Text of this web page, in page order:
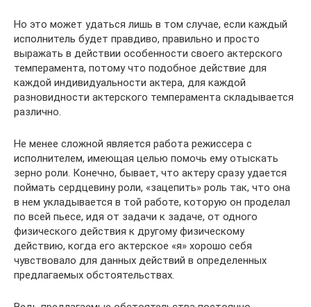
Но это может удаться лишь в том случае, если каждый
исполнитель будет правдиво, правильно и просто
выражать в действии особенности своего актерского
темперамента, по­тому что подобное действие для
каждой индивидуальности актера, для каждой
разновидности актерского темперамента складывается
различно.
Не менее сложной является работа режиссера с
исполни­телем, имеющая целью помочь ему отыскать
зерно роли. Конечно, бывает, что актеру сразу удается
поймать сердце­вину роли, «зацепить» роль так, что она
в нем укладывается в той работе, которую он проделал
по всей пьесе, идя от задачи к задаче, от одного
физического действия к другому физическому
действию, когда его актерское «я» хорошо себя
чувствовало для данных действий в определенных
предлагае­мых обстоятельствах.